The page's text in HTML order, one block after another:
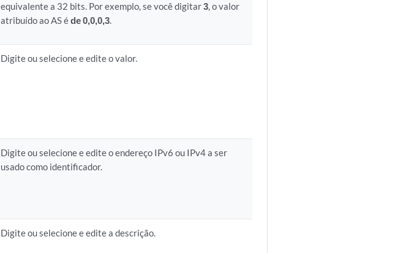
equivalente a 32 bits. Por exemplo, se você digitar3, o valor
atribuído ao AS éde 0,0,0,3.
Digite ou selecione e edite o valor.
Digite ou selecione e edite o endereço IPv6 ou IPv4 a ser
usado como identificador.
Digite ou selecione e edite a descrição.